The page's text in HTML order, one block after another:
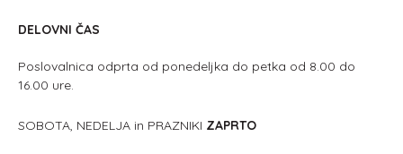
DELOVNI ČAS
Poslovalnica odprta od ponedeljka do petka od 8.00 do
16.00 ure.
SOBOTA, NEDELJA in PRAZNIKI ZAPRTO